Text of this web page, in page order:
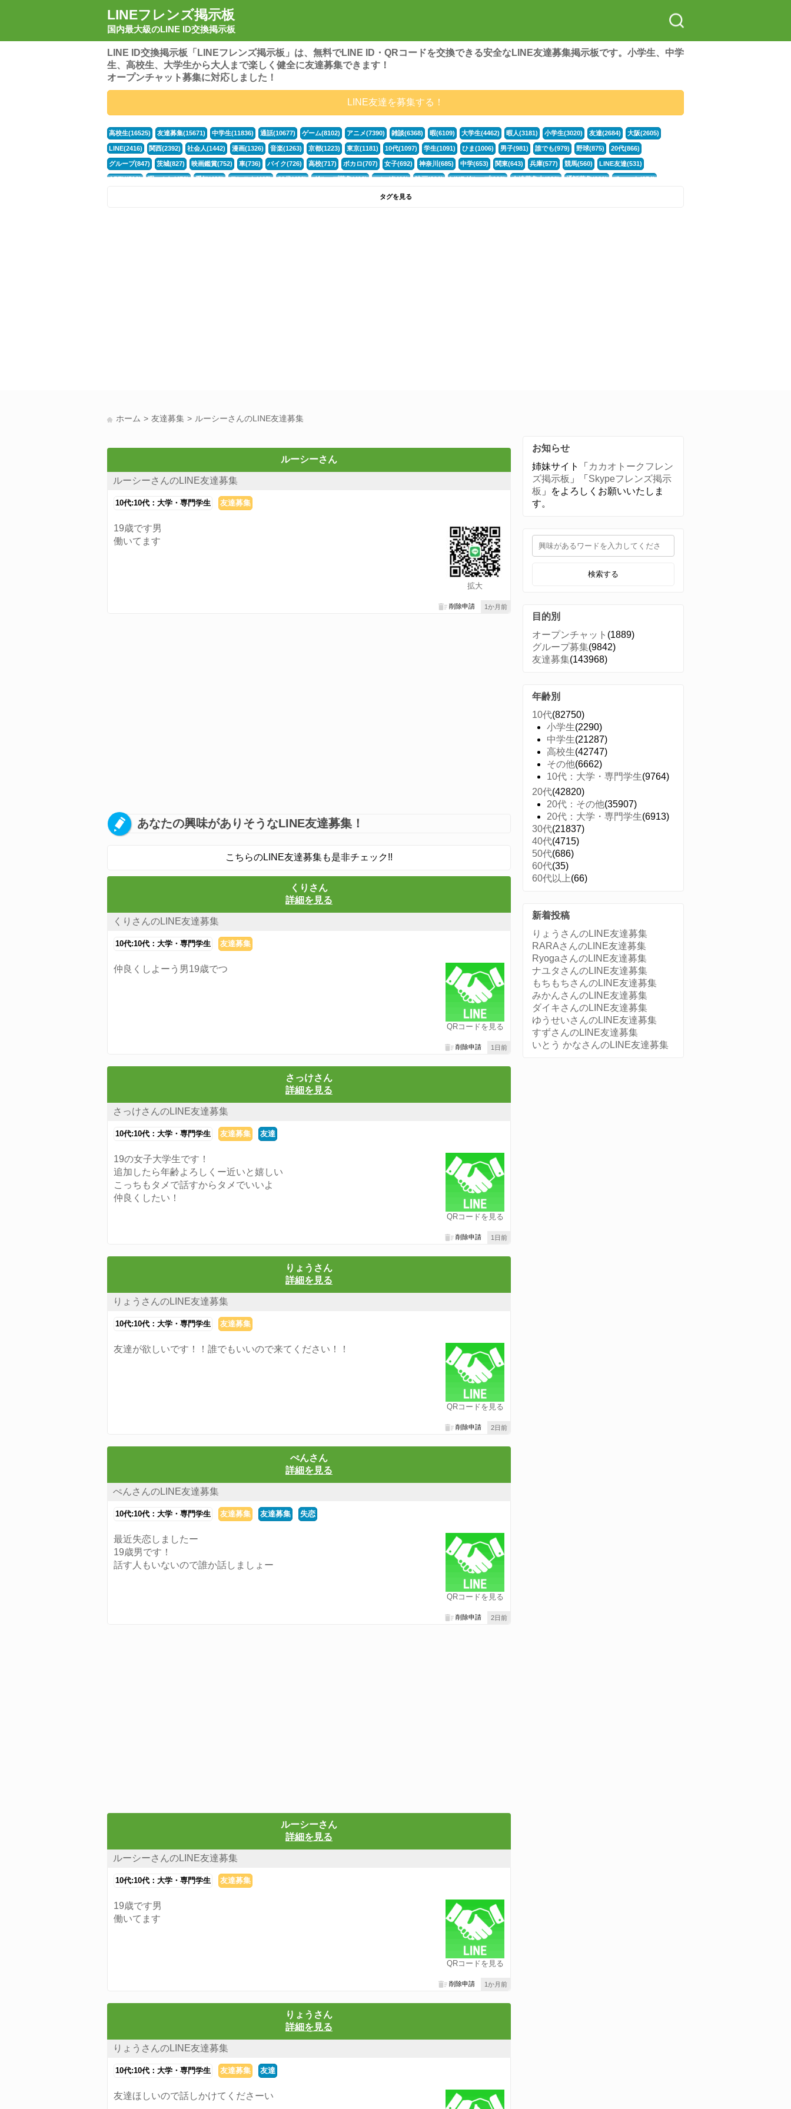
LINEフレンズ掲示板
国内最大級のLINE ID交換掲示板
LINE ID交換掲示板「LINEフレンズ掲示板」は、無料でLINE ID・QRコードを交換できる安全なLINE友達募集掲示板です。小学生、中学
生、高校生、大学生から大人まで楽しく健全に友達募集できます！
オープンチャット募集に対応しました！
LINE友達を募集する！
高校生(16525) 友達募集(15671) 中学生(11836) 通話(10677) ゲーム(8102) アニメ(7390) 雑談(6368) 暇(6109) 大学生(4462) 暇人(3181) 小学生(3020) 友達(2684) 大阪(2605)
LINE(2416) 関西(2392) 社会人(1442) 漫画(1326) 音楽(1263) 京都(1223) 東京(1181) 10代(1097) 学生(1091) ひま(1006) 男子(981) 誰でも(979) 野球(875) 20代(866)
グループ(847) 茨城(827) 映画鑑賞(752) 車(736) バイク(726) 高校(717) ボカロ(707) 女子(692) 神奈川(685) 中学(653) 関東(643) 兵庫(577) 競馬(560) LINE友達(531)
APEX(519) 暇つぶし(476) 愛知(468) モンスト(465) 30代(433) グループ募集(412) マンガ(401) 映画(396) LINEグループ(388) 友達募集中(382) 通話募集(381) チャット(374)
フォートナイト(320)
タグを見る
ホーム 友達募集 ルーシーさんのLINE友達募集
ルーシーさん
ルーシーさんのLINE友達募集
10代:10代：大学・専門学生 友達募集
拡大
19歳です男
働いてます
1か月前
削除申請
あなたの興味がありそうなLINE友達募集！
こちらのLINE友達募集も是非チェック!!
くりさん
詳細を見る
くりさんのLINE友達募集
10代:10代：大学・専門学生 友達募集
QRコードを見る
仲良くしよーう男19歳でつ
1日前
削除申請
さっけさん
詳細を見る
さっけさんのLINE友達募集
10代:10代：大学・専門学生 友達募集 友達
QRコードを見る
19の女子大学生です！
追加したら年齢よろしくー近いと嬉しい
こっちもタメで話すからタメでいいよ
仲良くしたい！
1日前
削除申請
りょうさん
詳細を見る
りょうさんのLINE友達募集
10代:10代：大学・専門学生 友達募集
QRコードを見る
友達が欲しいです！！誰でもいいので来てください！！
2日前
削除申請
ぺんさん
詳細を見る
ぺんさんのLINE友達募集
10代:10代：大学・専門学生 友達募集 友達募集 失恋
QRコードを見る
最近失恋しましたー
19歳男です！
話す人もいないので誰か話しましょー
2日前
削除申請
ルーシーさん
詳細を見る
ルーシーさんのLINE友達募集
10代:10代：大学・専門学生 友達募集
QRコードを見る
19歳です男
働いてます
1か月前
削除申請
りょうさん
詳細を見る
りょうさんのLINE友達募集
10代:10代：大学・専門学生 友達募集 友達
友達ほしいので話しかけてくださーい
お知らせ
姉妹サイト「 カカオトークフレン
ズ掲示板 」「 Skypeフレンズ掲示
板 」をよろしくお願いいたしま
す。
検索する
目的別
オープンチャット (1889)
グループ募集(9842)
友達募集(143968)
年齢別
10代(82750)
小学生(2290)
中学生(21287)
高校生(42747)
その他(6662)
10代：大学・専門学生(9764)
20代(42820)
20代：その他(35907)
20代：大学・専門学生(6913)
30代(21837)
40代(4715)
50代(686)
60代(35)
60代以上(66)
新着投稿
りょうさんのLINE友達募集
RARAさんのLINE友達募集
RyogaさんのLINE友達募集
ナユタさんのLINE友達募集
もちもちさんのLINE友達募集
みかんさんのLINE友達募集
ダイキさんのLINE友達募集
ゆうせいさんのLINE友達募集
すずさんのLINE友達募集
いとう かなさんのLINE友達募集